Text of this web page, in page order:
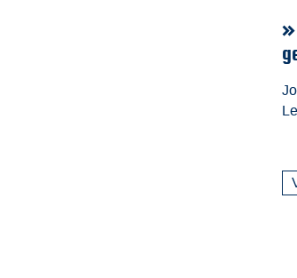
die Schule jetzt aus beiden